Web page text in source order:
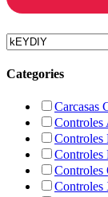
Categories
Carcasas
Controles
Controles
Controles